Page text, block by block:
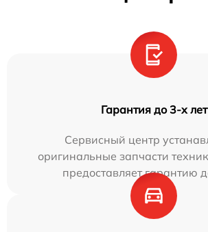
Гарантия до 3-х лет
Сервисный центр
оригинальные запчасти
предоставляет гарантию